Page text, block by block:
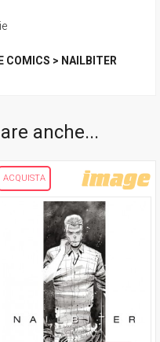
COMICS > NAILBITER
anche...
ACQUISTA